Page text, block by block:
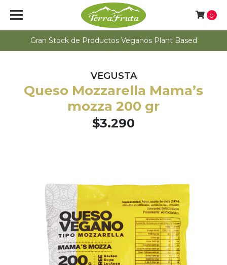
Gran Stock de Productos Veganos Plant Based
0
VEGUSTA
Queso Mozzarella Mama’s
mozza 200 gr
$3.290